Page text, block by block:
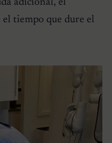
adicional, el
tiempo que dure el